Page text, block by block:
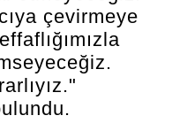
çevirmeye